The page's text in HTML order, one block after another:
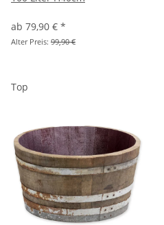
ab 79,90 € *
Alter Preis: 99,90 €
Top